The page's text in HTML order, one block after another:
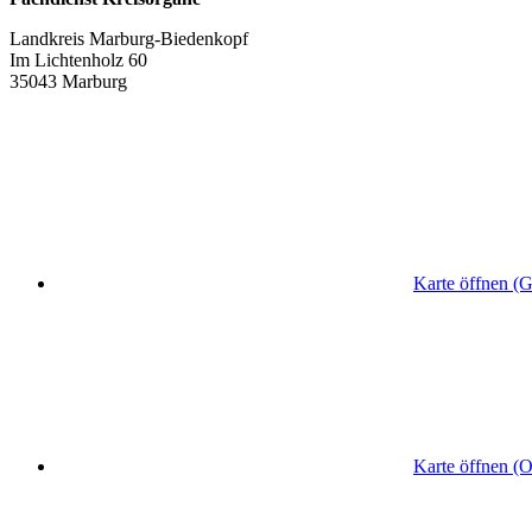
Landkreis Marburg-Biedenkopf
Im Lichtenholz 60
35043 Marburg
Karte öffnen
Karte öffnen